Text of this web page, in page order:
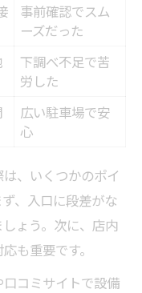
事前確認でスム
ーズだった
下調べ不足で苦
労した
広い駐車場で安
心
、いくつかのポイ
、入口に段差がな
ょう。次に、店内
も重要です。
コミサイトで設備